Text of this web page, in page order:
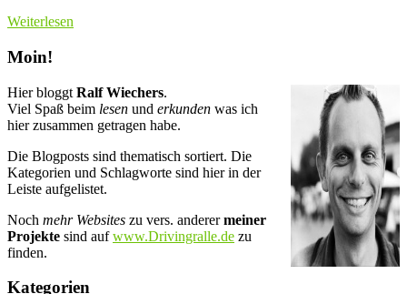
Weiterlesen
Moin!
Hier bloggt Ralf Wiechers.
Viel Spaß beim lesen und erkunden was ich
hier zusammen getragen habe.
Die Blogposts sind thematisch sortiert. Die
Kategorien und Schlagworte sind hier in der
Leiste aufgelistet.
Noch mehr Websites zu vers. anderermeiner
Projekte sind aufwww.Drivingralle.de zu
finden.
Kategorien